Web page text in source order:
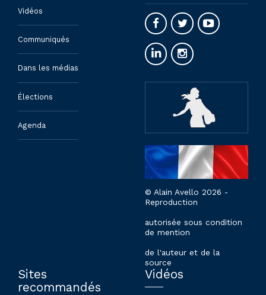
Vidéos
Communiqués
Dans les médias
Élections
Agenda
© Alain Avello 2026 -
Reproduction
autorisée sous condition
de mention
de l'auteur et de la
source
Sites
recommandés
Vidéos